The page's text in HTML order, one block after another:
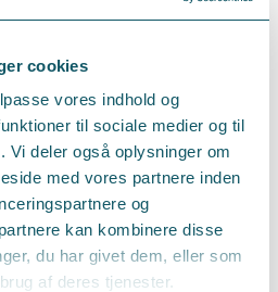
cookies
vores indhold og
til sociale medier og til
Vi deler også oplysninger om
med vores partnere inden
og
kan kombinere disse
du har givet dem, eller som
af deres tjenester.
nødvendig.
Holbæk Erhvervsforum eller